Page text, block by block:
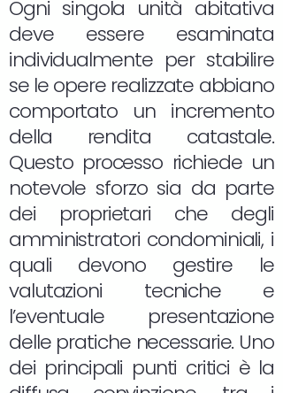
Ogni singola unità abitativa
deve essere esaminata
individualmente per stabilire
se le opere realizzate abbiano
comportato un incremento
della rendita catastale.
Questo processo richiede un
notevole sforzo sia da parte
dei proprietari che degli
amministratori condominiali, i
quali devono gestire le
valutazioni tecniche e
l’eventuale presentazione
delle pratiche necessarie. Uno
dei principali punti critici è la